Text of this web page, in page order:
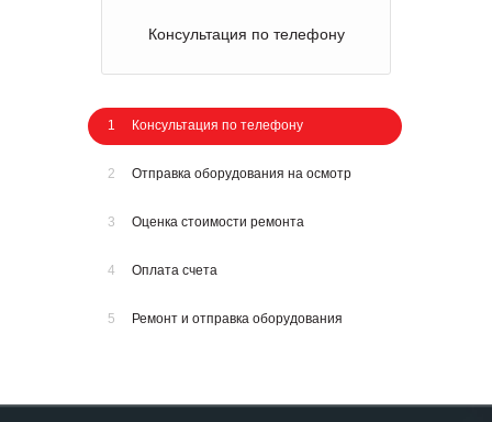
Консультация по телефону
1 Консультация по телефону
2 Отправка оборудования на осмотр
3 Оценка стоимости ремонта
4 Оплата счета
5 Ремонт и отправка оборудования